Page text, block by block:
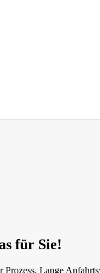
für Sie!
Lange